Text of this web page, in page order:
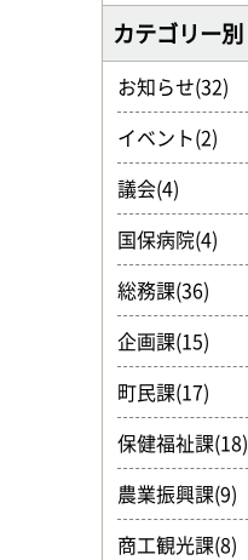
カテゴリー別
お知らせ(32)
イベント(2)
議会(4)
国保病院(4)
総務課(36)
企画課(15)
町民課(17)
保健福祉課(18)
農業振興課(9)
商工観光課(8)